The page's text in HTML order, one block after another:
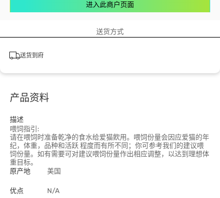
进入此商户页面
送货方式
送货到府
产品资料
描述
喂饲指引:
请在喂饲时准备乾净的食水给爱猫飮用。喂饲份量会因应爱猫的年
纪，体重，品种和活跃 程度而有所不同；你可参考我们的建议喂
饲份量。如有需要可对建议喂饲份量作出相应调整，以达到理想体
重目标。
原产地
美国
优点 N/A